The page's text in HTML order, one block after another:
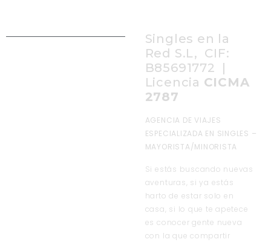
Singles en la
Red S.L, CIF:
B85691772 |
Licencia CICMA
2787
AGENCIA DE VIAJES
ESPECIALIZADA EN SINGLES –
MAYORISTA/MINORISTA
Si estás buscando nuevas
aventuras, si ya estás
harto de estar solo en
casa, si lo que te apetece
es conocer gente nueva
con la que compartir